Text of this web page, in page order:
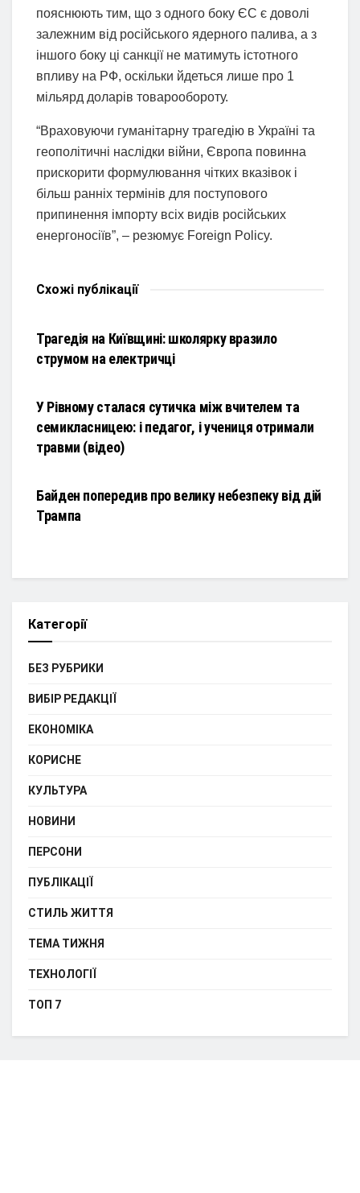
пояснюють тим, що з одного боку ЄС є доволі
залежним від російського ядерного палива, а з
іншого боку ці санкції не матимуть істотного
впливу на РФ, оскільки йдеться лише про 1
мільярд доларів товарообороту.
“Враховуючи гуманітарну трагедію в Україні та
геополітичні наслідки війни, Європа повинна
прискорити формулювання чітких вказівок і
більш ранніх термінів для поступового
припинення імпорту всіх видів російських
енергоносіїв”, – резюмує Foreign Policy.
Схожі публікації
Трагедія на Київщині: школярку вразило
струмом на електричці
У Рівному сталася сутичка між вчителем та
семикласницею: і педагог, і учениця отримали
травми (відео)
Байден попередив про велику небезпеку від дій
Трампа
Категорії
БЕЗ РУБРИКИ
ВИБІР РЕДАКЦІЇ
ЕКОНОМІКА
КОРИСНЕ
КУЛЬТУРА
НОВИНИ
ПЕРСОНИ
ПУБЛІКАЦІЇ
СТИЛЬ ЖИТТЯ
ТЕМА ТИЖНЯ
ТЕХНОЛОГІЇ
ТОП 7